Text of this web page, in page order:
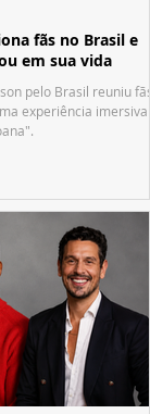
fãs no Brasil e
em sua vida
pelo Brasil reuniu fãs,
experiência imersiva